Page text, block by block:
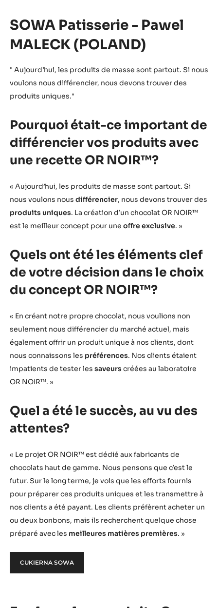
SOWA Patisserie - Pawel
MALECK (POLAND)
" Aujourd’hui, les produits de masse sont partout. Si nous
voulons nous différencier, nous devons trouver des
produits uniques."
Pourquoi était-ce important de
différencier vos produits avec
une recette OR NOIR™?
« Aujourd’hui, les produits de masse sont partout. Si
nous voulons nous différencier, nous devons trouver des
produits uniques. La création d’un chocolat OR NOIR™
est le meilleur concept pour une offre exclusive. »
Quels ont été les éléments clef
de votre décision dans le choix
du concept OR NOIR™?
« En créant notre propre chocolat, nous voulions non
seulement nous différencier du marché actuel, mais
également offrir un produit unique à nos clients, dont
nous connaissons les préférences. Nos clients étaient
impatients de tester les saveurscréées au laboratoire
OR NOIR™. »
Quel a été le succès, au vu des
attentes?
« Le projet OR NOIR™ est dédié aux fabricants de
chocolats haut de gamme. Nous pensons que c’est le
futur. Sur le long terme, je vois que les efforts fournis
pour préparer ces produits uniques et les transmettre à
nos clients a été payant. Les clients préfèrent acheter un
ou deux bonbons, mais ils recherchent quelque chose
préparé avec les meilleures matières premières. »
CUKIERNA SOWA